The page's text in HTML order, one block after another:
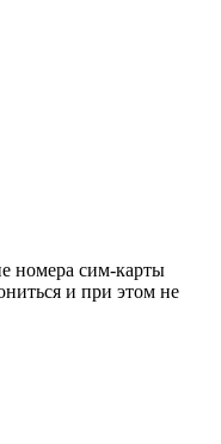
номера сим-карты
и при этом не